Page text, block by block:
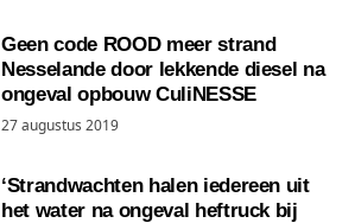
Geen code ROOD meer strand
Nesselande door lekkende diesel na
ongeval opbouw CuliNESSE
27 augustus 2019
‘Strandwachten halen iedereen uit
het water na ongeval heftruck bij